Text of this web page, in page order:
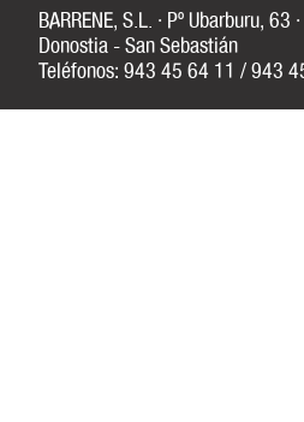
BARRENE, S.L. · Pº Ubarburu,
Donostia - San Sebastián
Teléfonos: 943 45 64 11 / 943